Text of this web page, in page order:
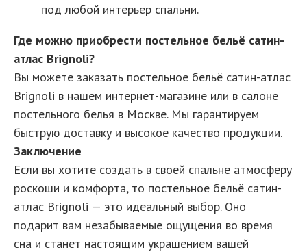
под любой интерьер спальни.
Где можно приобрести постельное бельё сатин-
атлас Brignoli?
Вы можете заказать постельное бельё сатин-атлас
Brignoli в нашем интернет-магазине или в салоне
постельного белья в Москве. Мы гарантируем
быструю доставку и высокое качество продукции.
Заключение
Если вы хотите создать в своей спальне атмосферу
роскоши и комфорта, то постельное бельё сатин-
атлас Brignoli — это идеальный выбор. Оно
подарит вам незабываемые ощущения во время
сна и станет настоящим украшением вашей